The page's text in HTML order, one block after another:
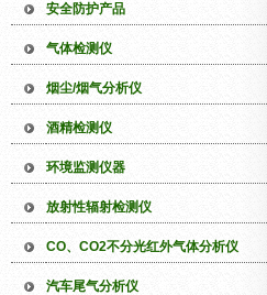
安全防护产品
气体检测仪
烟尘/烟气分析仪
酒精检测仪
环境监测仪器
放射性辐射检测仪
CO、CO2不分光红外气体分析仪
汽车尾气分析仪